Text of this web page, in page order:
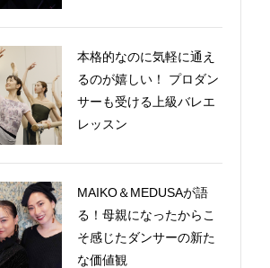
本格的なのに気軽に通え
るのが嬉しい！ プロダン
サーも受ける上級バレエ
レッスン
MAIKO＆MEDUSAが語
る！母親になったからこ
そ感じたダンサーの新た
な価値観